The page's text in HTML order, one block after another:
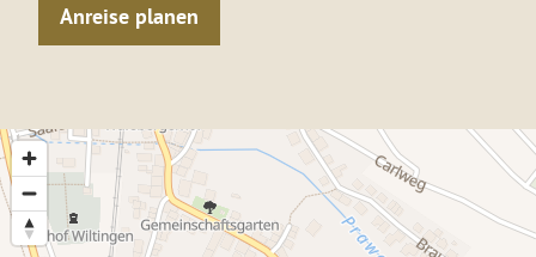
Anreise planen